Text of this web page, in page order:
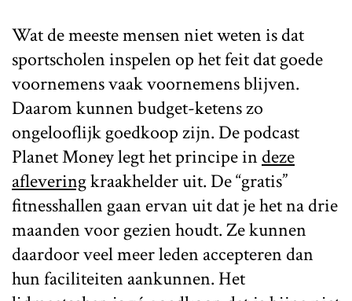
Wat de meeste mensen niet weten is dat
sportscholen inspelen op het feit dat goede
voornemens vaak voornemens blijven.
Daarom kunnen budget-ketens zo
ongelooflijk goedkoop zijn. De podcast
Planet Money legt het principe indeze
afleveringkraakhelder uit. De “gratis”
fitnesshallen gaan ervan uit dat je het na drie
maanden voor gezien houdt. Ze kunnen
daardoor veel meer leden accepteren dan
hun faciliteiten aankunnen. Het